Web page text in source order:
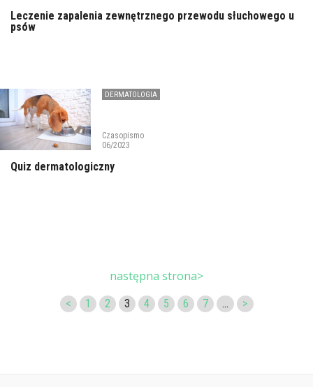
Leczenie zapalenia zewnętrznego przewodu słuchowego u
psów
DERMATOLOGIA
Czasopismo
06/2023
Quiz dermatologiczny
następna strona>
< 1 2 3 4 5 6 7 ... >